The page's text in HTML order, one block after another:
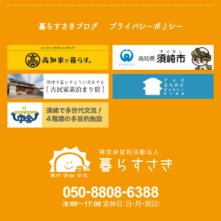
暮らすさきブログ プライバシーポリシー